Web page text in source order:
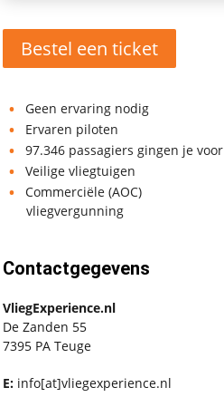
Bestel een ticket
Geen ervaring nodig
Ervaren piloten
97.346 passagiers gingen je voor
Veilige vliegtuigen
Commerciële (AOC)
vliegvergunning
Contactgegevens
VliegExperience.nl
De Zanden 55
7395 PA Teuge
E: info[at]vliegexperience.nl